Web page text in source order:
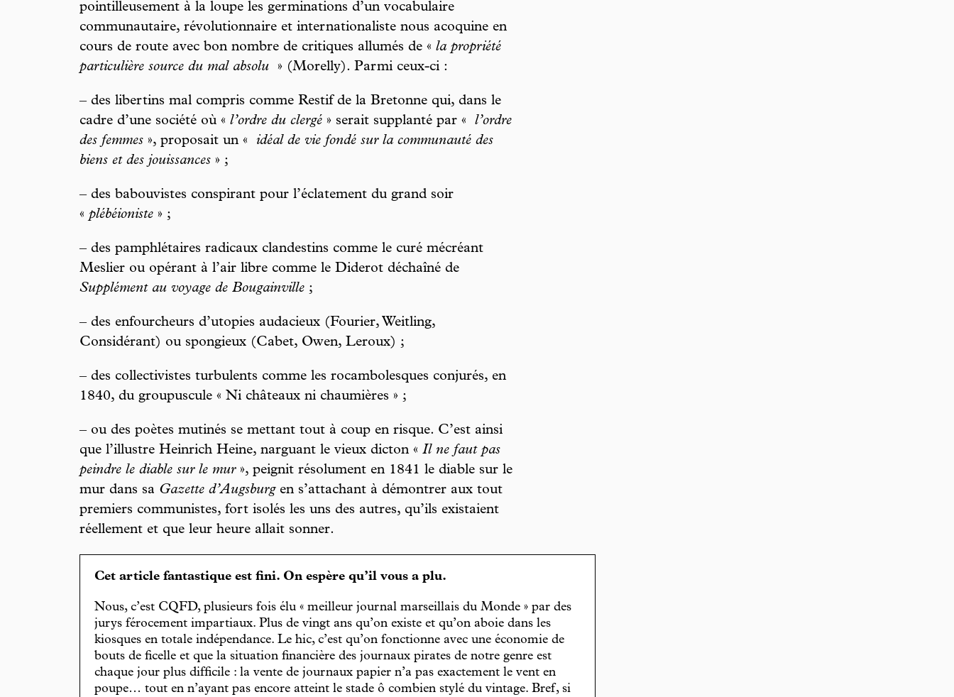
pointilleusement à la loupe les germinations d’un vocabulaire
communautaire, révolutionnaire et internationaliste nous acoquine en
cours de route avec bon nombre de critiques allumés de « la propriété
particulière source du mal absolu » (Morelly). Parmi ceux-ci :
– des libertins mal compris comme Restif de la Bretonne qui, dans le
cadre d’une société où « l’ordre du clergé » serait supplanté par «
l’ordre
des femmes », proposait un «
idéal de vie fondé sur la communauté des
biens et des jouissances » ;
– des babouvistes conspirant pour l’éclatement du grand soir
« plébéioniste » ;
– des pamphlétaires radicaux clandestins comme le curé mécréant
Meslier ou opérant à l’air libre comme le Diderot déchaîné de
Supplément au voyage de Bougainville ;
– des enfourcheurs d’utopies audacieux (Fourier, Weitling,
Considérant) ou spongieux (Cabet, Owen, Leroux) ;
– des collectivistes turbulents comme les rocambolesques conjurés, en
1840, du groupuscule « Ni châteaux ni chaumières » ;
– ou des poètes mutinés se mettant tout à coup en risque. C’est ainsi
que l’illustre Heinrich Heine, narguant le vieux dicton « Il ne faut pas
peindre le diable sur le mur», peignit résolument en 1841 le diable sur le
mur dans sa Gazette d’Augsburgen s’attachant à démontrer aux tout
premiers communistes, fort isolés les uns des autres, qu’ils existaient
réellement et que leur heure allait sonner.
Cet article fantastique est fini. On espère qu’il vous a plu.
Nous, c’est CQFD, plusieurs fois élu « meilleur journal marseillais du Monde » par des
jurys férocement impartiaux. Plus de vingt ans qu’on existe et qu’on aboie dans les
kiosques en totale indépendance. Le hic, c’est qu’on fonctionne avec une économie de
bouts de ficelle et que la situation financière des journaux pirates de notre genre est
chaque jour plus difficile : la vente de journaux papier n’a pas exactement le vent en
poupe… tout en n’ayant pas encore atteint le stade ô combien stylé du vintage. Bref, si